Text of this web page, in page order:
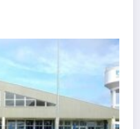
Ovo em Bastos por
segurança